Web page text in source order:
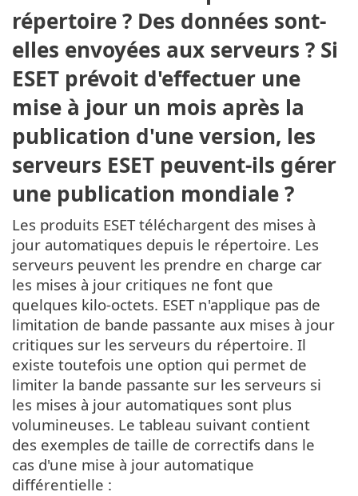
répertoire ? Des données sont-
elles envoyées aux serveurs ? Si
ESET prévoit d'effectuer une
mise à jour un mois après la
publication d'une version, les
serveurs ESET peuvent-ils gérer
une publication mondiale ?
Les produits ESET téléchargent des mises à
jour automatiques depuis le répertoire. Les
serveurs peuvent les prendre en charge car
les mises à jour critiques ne font que
quelques kilo-octets. ESET n'applique pas de
limitation de bande passante aux mises à jour
critiques sur les serveurs du répertoire. Il
existe toutefois une option qui permet de
limiter la bande passante sur les serveurs si
les mises à jour automatiques sont plus
volumineuses. Le tableau suivant contient
des exemples de taille de correctifs dans le
cas d'une mise à jour automatique
différentielle :